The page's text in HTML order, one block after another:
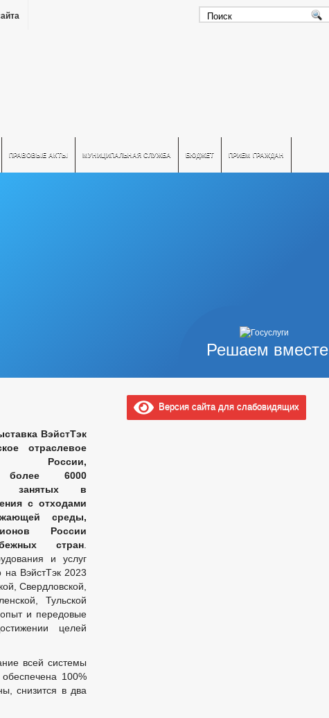
ПРАВОВЫЕ АКТЫ МУНИЦИПАЛЬНАЯ СЛУЖБА БЮДЖЕТ ПРИЕМ ГРАЖДАН
Решаем вместе
ВэйстТэк
отраслевое
России,
более 6000
занятых в
с отходами
среды,
России
стран
и услуг
на ВэйстТэк 2023
Свердловской,
Тульской
и передовые
целей
всей системы
100%
снизится в два
Версия сайта для слабовидящих